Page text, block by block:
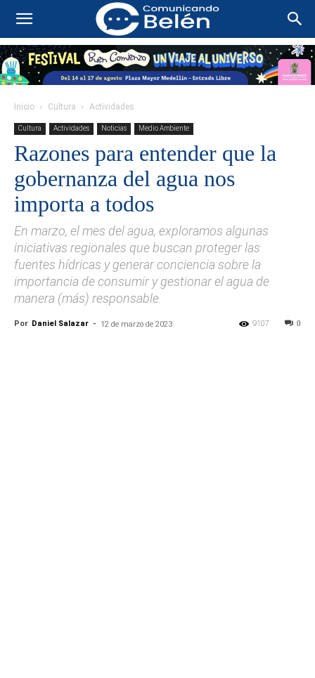
Inicio Cultura Actividades
Cultura Actividades Noticias Medio Ambiente
Razones para entender que la
gobernanza del agua nos
importa a todos
En marzo, el mes del agua, exploramos algunas
iniciativas regionales que buscan proteger las
fuentes hídricas y generar conciencia sobre la
importancia de consumir y gestionar el agua de
manera (más) responsable.
Por Daniel Salazar - 12 de marzo de 2023 0
9107